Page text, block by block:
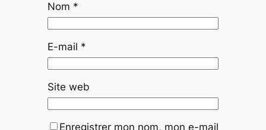
Nom *
E-mail *
Site web
Enregistrer mon nom, mon e-mail